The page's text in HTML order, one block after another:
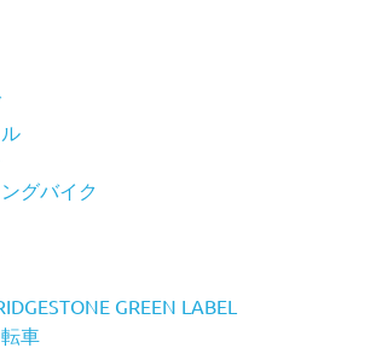
グバイク
GREEN LABEL
車